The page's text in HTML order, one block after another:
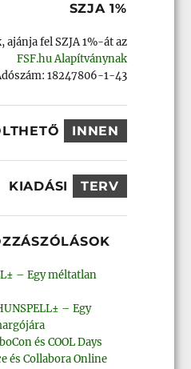
SZJA 1%
ajánja fel SZJA 1%-át az
FSF.hu Alapítványnak
18247806-1-43
INNEN
KIADÁSI TERV
– Egy méltatlan
– Egy
és COOL Days
és Collabora Online